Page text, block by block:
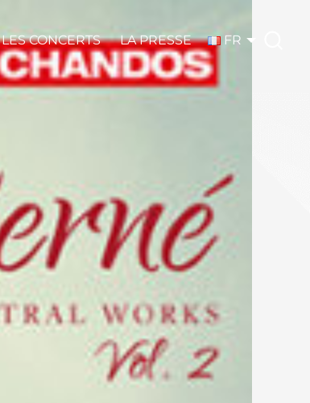
LES CONCERTS LA PRESSE FR